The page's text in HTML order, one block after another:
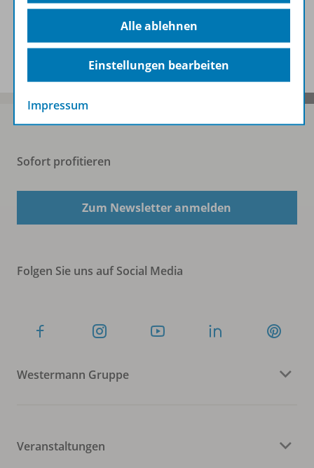
Benachrichtigungs-Service
Sofort profitieren
Zum Newsletter anmelden
Folgen Sie uns auf Social Media
Westermann Gruppe
Veranstaltungen
Alle ablehnen
Einstellungen bearbeiten
Impressum